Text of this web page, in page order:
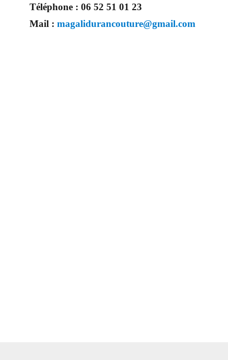
Téléphone : 06 52 51 01 23
Mail : magalidurancouture@gmail.com